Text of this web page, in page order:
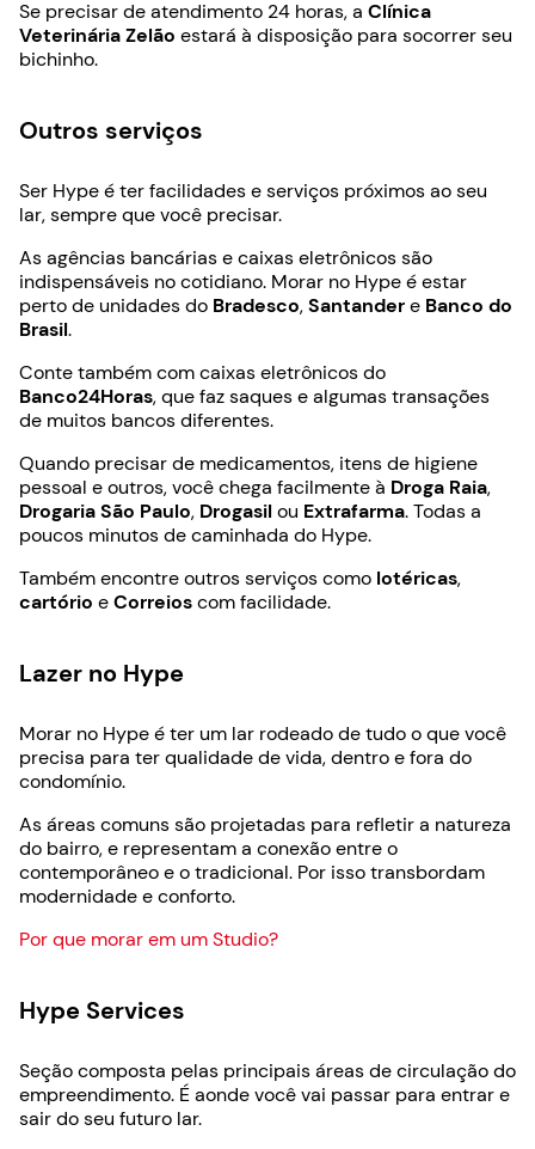
Se precisar de atendimento 24 horas, a Clínica
Veterinária Zelão estará à disposição para socorrer seu
bichinho.
Outros serviços
Ser Hype é ter facilidades e serviços próximos ao seu
lar, sempre que você precisar.
As agências bancárias e caixas eletrônicos são
indispensáveis no cotidiano. Morar no Hype é estar
perto de unidades do Bradesco,Santandere Banco do
Brasil.
Conte também com caixas eletrônicos do
Banco24Horas, que faz saques e algumas transações
de muitos bancos diferentes.
Quando precisar de medicamentos, itens de higiene
pessoal e outros, você chega facilmente à Droga Raia,
Drogaria São Paulo, Drogasilou Extrafarma. Todas a
poucos minutos de caminhada do Hype.
Também encontre outros serviços como lotéricas,
cartório eCorreioscom facilidade.
Lazer no Hype
Morar no Hype é ter um lar rodeado de tudo o que você
precisa para ter qualidade de vida, dentro e fora do
condomínio.
As áreas comuns são projetadas para refletir a natureza
do bairro, e representam a conexão entre o
contemporâneo e o tradicional. Por isso transbordam
modernidade e conforto.
Por que morar em um Studio?
Hype Services
Seção composta pelas principais áreas de circulação do
empreendimento. É aonde você vai passar para entrar e
sair do seu futuro lar.